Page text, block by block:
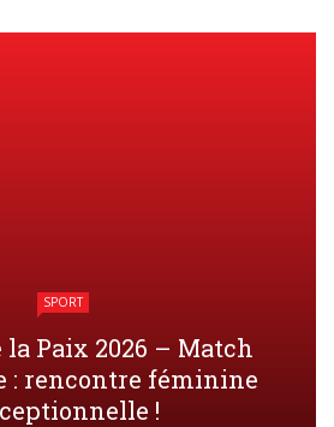
SPORT
la Paix 2026 – Match
: rencontre féminine
!